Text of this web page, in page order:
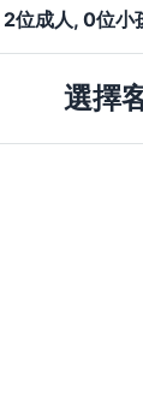
2位成人, 0位小
選擇